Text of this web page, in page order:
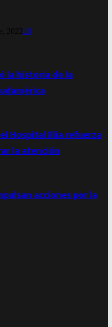
2022 0
la historia de la
Hospital Illia refuerza
la atención
acciones por la